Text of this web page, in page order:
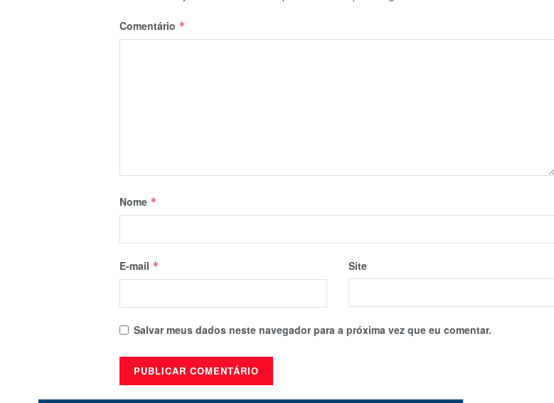
Comentário *
Nome *
E-mail * Site
Salvar meus dados neste navegador para a próxima vez que eu comentar.